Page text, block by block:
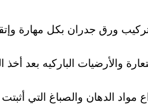
بتركيب ورق جدران بكل مهارة
والأرضيات الباركيه بعد أخذ
الدهان والصباغ التي أثبتت